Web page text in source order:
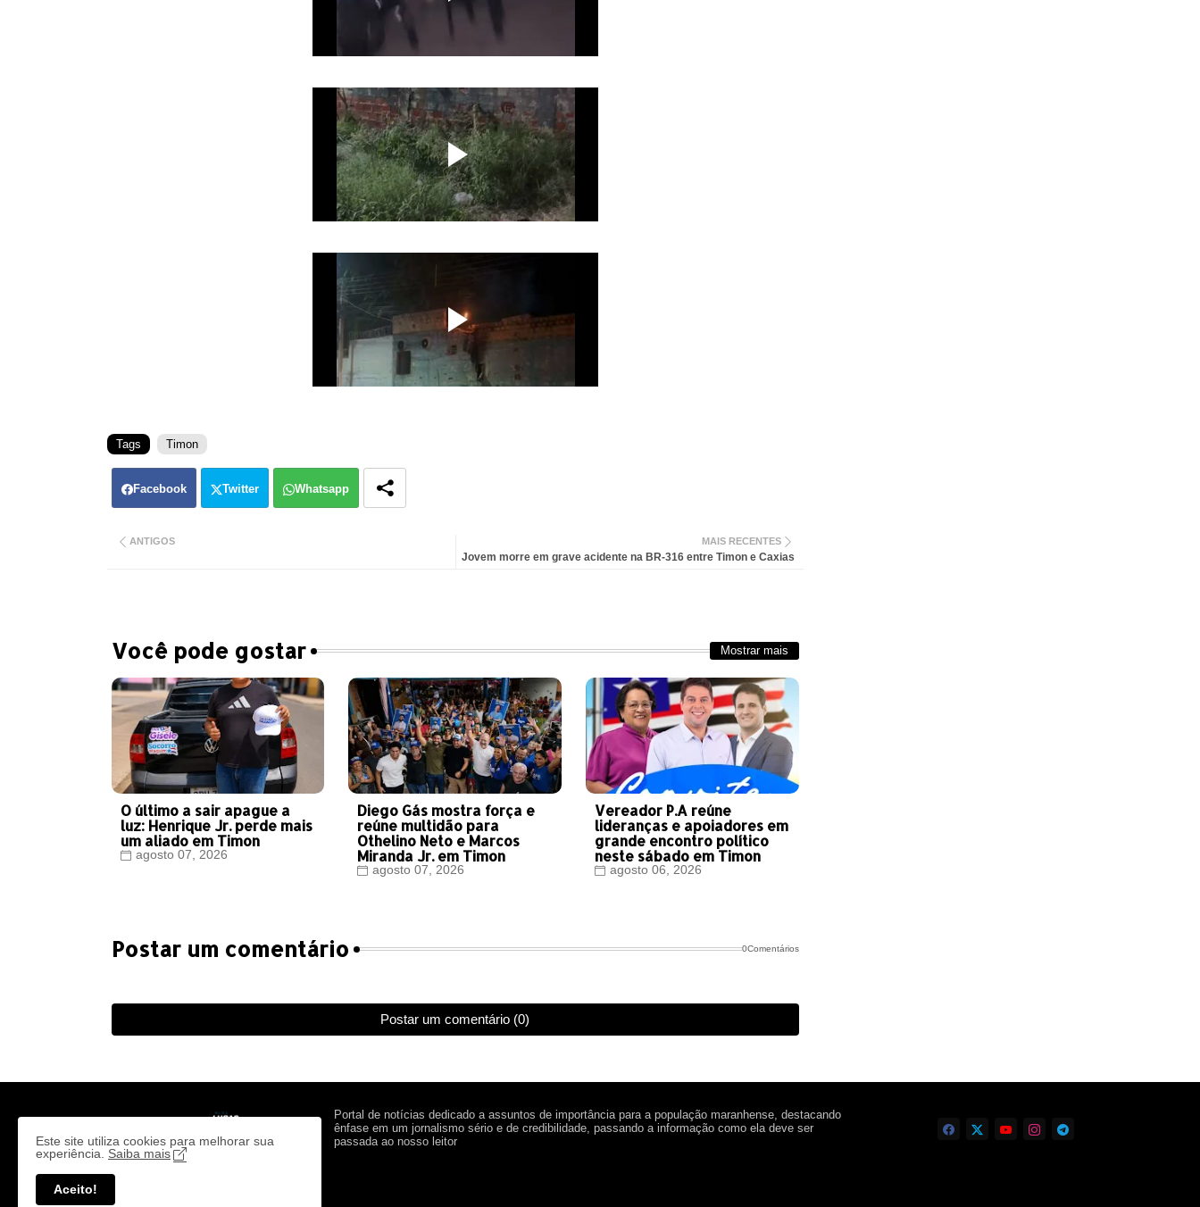
Tags Timon
Facebook Twitter Whatsapp
MAIS RECENTES
Jovem morre em grave acidente na BR-316 entre Timon e Caxias
ANTIGOS
Você pode gostar Mostrar mais
O último a sair apague a
luz: Henrique Jr. perde mais
um aliado em Timon
agosto 07, 2026
Diego Gás mostra força e
reúne multidão para
Othelino Neto e Marcos
Miranda Jr. em Timon
agosto 07, 2026
Vereador P.A reúne
lideranças e apoiadores em
grande encontro político
neste sábado em Timon
agosto 06, 2026
Postar um comentário 0Comentários
Postar um comentário (0)
Portal de notícias dedicado a assuntos de importância para a população maranhense, destacando
ênfase em um jornalismo sério e de credibilidade, passando a informação como ela deve ser
passada ao nosso leitor
Este site utiliza cookies para melhorar sua
experiência. Saiba mais
Aceito!